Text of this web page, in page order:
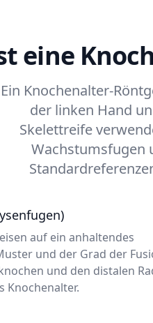
eine
Ein Knochenalter-
der linken Hand
Skelettreife
Wachstumsfugen
auf ein anhaltendes
und der Grad der
und den distalen
Knochenalter.